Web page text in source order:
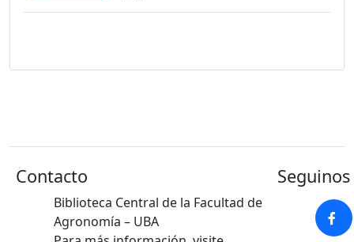
Contacto
Biblioteca Central de la Facultad de
Agronomía – UBA